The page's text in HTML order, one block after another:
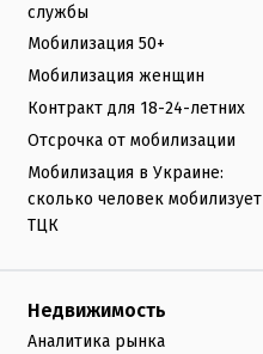
службы
Мобилизация 50+
Мобилизация женщин
Контракт для 18-24-летних
Отсрочка от мобилизации
Мобилизация в Украине:
сколько человек мобилизует
ТЦК
Недвижимость
Аналитика рынка